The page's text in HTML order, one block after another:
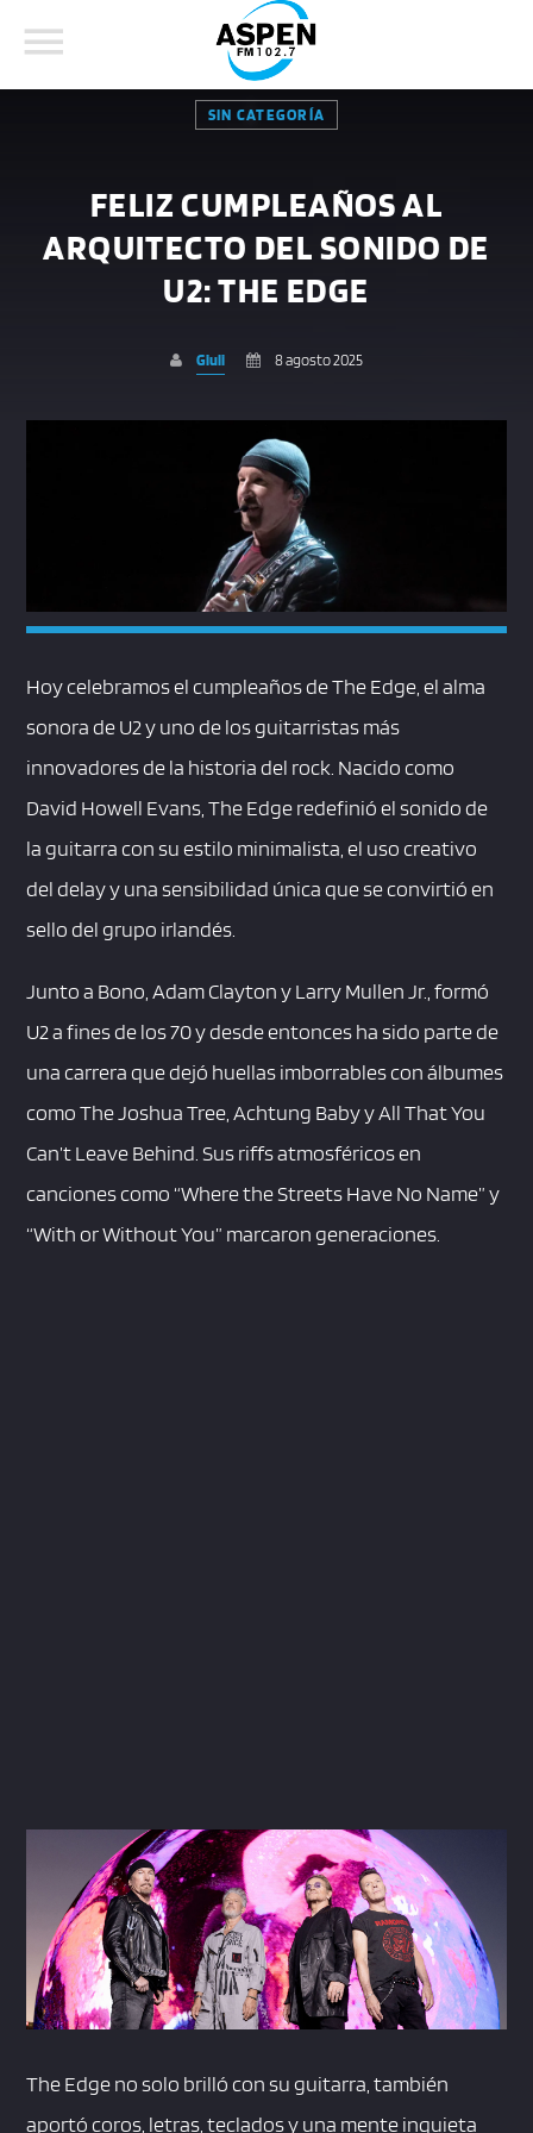
BUSCAR EN EL SITIO:
COMPARTE ESTA PÁGINA EN:
Twitter
Facebook
Whatsapp
SIN CATEGORÍA
FELIZ CUMPLEAÑOS AL
ARQUITECTO DEL SONIDO DE
U2: THE EDGE
Giuli 8 agosto 2025
Hoy celebramos el cumpleaños de The Edge, el alma
sonora de U2 y uno de los guitarristas más
innovadores de la historia del rock. Nacido como
David Howell Evans, The Edge redefinió el sonido de
la guitarra con su estilo minimalista, el uso creativo
del delay y una sensibilidad única que se convirtió en
sello del grupo irlandés.
Junto a Bono, Adam Clayton y Larry Mullen Jr., formó
U2 a fines de los 70 y desde entonces ha sido parte de
una carrera que dejó huellas imborrables con álbumes
como The Joshua Tree, Achtung Baby y All That You
Can’t Leave Behind. Sus riffs atmosféricos en
canciones como “Where the Streets Have No Name” y
“With or Without You” marcaron generaciones.
The Edge no solo brilló con su guitarra, también
aportó coros, letras, teclados y una mente inquieta